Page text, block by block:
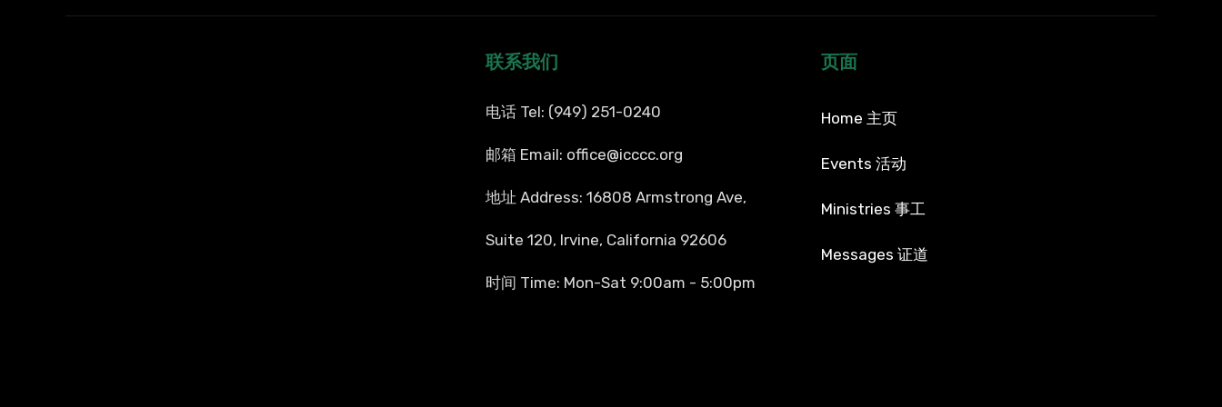
联系我们
电话 Tel: (949) 251-0240
邮箱 Email: office@icccc.org
地址 Address: 16808 Armstrong Ave,
Suite 120, Irvine, California 92606
时间 Time: Mon-Sat 9:00am - 5:00pm
页面
Home 主页
Events 活动
Ministries 事工
Messages 证道